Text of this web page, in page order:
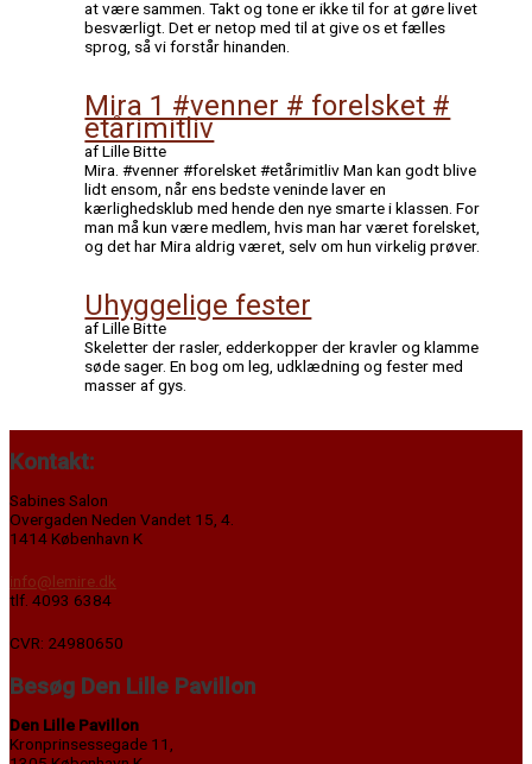
at være sammen. Takt og tone er ikke til for at gøre livet
besværligt. Det er netop med til at give os et fælles
sprog, så vi forstår hinanden.
Mira 1 #venner # forelsket #
etårimitliv
af Lille Bitte
Mira. #venner #forelsket #etårimitliv Man kan godt blive
lidt ensom, når ens bedste veninde laver en
kærlighedsklub med hende den nye smarte i klassen. For
man må kun være medlem, hvis man har været forelsket,
og det har Mira aldrig været, selv om hun virkelig prøver.
Uhyggelige fester
af Lille Bitte
Skeletter der rasler, edderkopper der kravler og klamme
søde sager. En bog om leg, udklædning og fester med
masser af gys.
Kontakt:
Sabines Salon
Overgaden Neden Vandet 15, 4.
1414 København K
info@lemire.dk
tlf. 4093 6384
CVR: 24980650
Besøg Den Lille Pavillon
Den Lille Pavillon
Kronprinsessegade 11,